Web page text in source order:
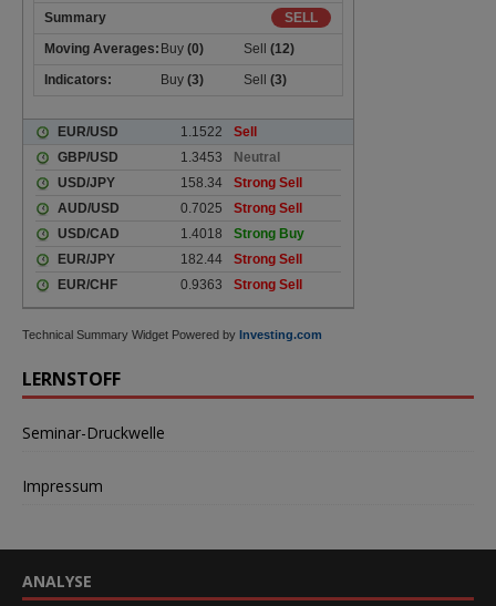
Technical Summary Widget Powered by Investing.com
LERNSTOFF
Seminar-Druckwelle
Impressum
ANALYSE